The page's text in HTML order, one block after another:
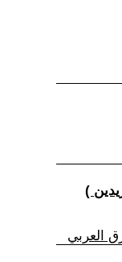
العربي